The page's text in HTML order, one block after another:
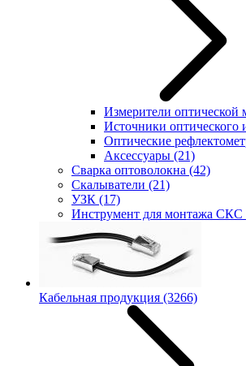
Измерители оптической
Источники оптического
Оптические
Аксессуары (21)
Сварка оптоволокна (42)
Скалыватели (21)
УЗК (17)
Инструмент для монтажа СКС
Кабельная продукция (3266)